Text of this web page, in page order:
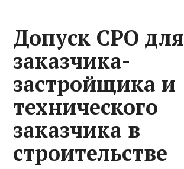
Допуск СРО для
заказчика-
застройщика и
технического
заказчика в
строительстве